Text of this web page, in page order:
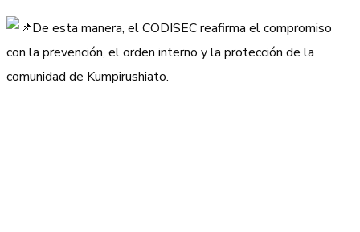
De esta manera, el CODISEC reafirma el compromiso
con la prevención, el orden interno y la protección de la
comunidad de Kumpirushiato.